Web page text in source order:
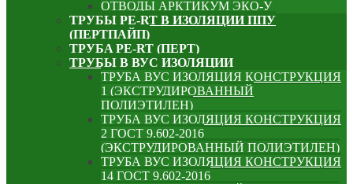
ОТВОДЫ АРКТИКУМ ЭКО-У
ТРУБЫ PE-RT В ИЗОЛЯЦИИ ППУ
(ПЕРТПАЙП)
⁠ТРУБA PE-RT (ПЕРТ)
ТРУБЫ В ВУС ИЗОЛЯЦИИ
ТРУБА ВУС ИЗОЛЯЦИЯ КОНСТРУКЦИЯ
1 (ЭКСТРУДИРОВАННЫЙ
ПОЛИЭТИЛЕН)
ТРУБА ВУС ИЗОЛЯЦИЯ КОНСТРУКЦИЯ
2 ГОСТ 9.602-2016
(ЭКСТРУДИРОВАННЫЙ ПОЛИЭТИЛЕН)
ТРУБА ВУС ИЗОЛЯЦИЯ КОНСТРУКЦИЯ
14 ГОСТ 9.602-2016